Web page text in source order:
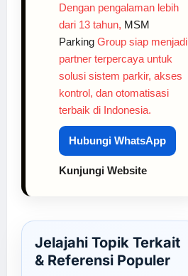
Dengan pengalaman lebih
dari 13 tahun, MSM
Parking Group siap menjadi
partner terpercaya untuk
solusi sistem parkir, akses
kontrol, dan otomatisasi
terbaik di Indonesia.
Hubungi WhatsApp
Kunjungi Website
Jelajahi Topik Terkait
& Referensi Populer